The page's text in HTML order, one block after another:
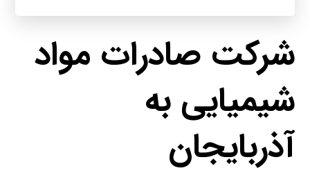
شرکت صادرات مواد
شیمیایی به
آذربایجان